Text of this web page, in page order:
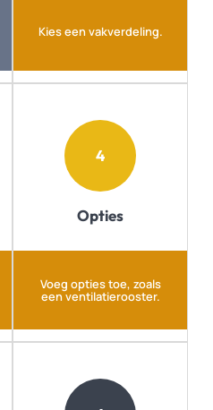
Kies een vakverdeling.
4
Opties
Voeg opties toe, zoals
een ventilatierooster.